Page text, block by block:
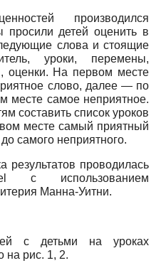
производился
детей оценить в
слова и стоящие
уроки, перемены,
оценки. На первом месте
слово, далее — по
месте самое неприятное.
составить список уроков
месте самый приятный
самого неприятного.
результатов проводилась
с использованием
Манна-Уитни.
с детьми на уроках
на рис. 1, 2.